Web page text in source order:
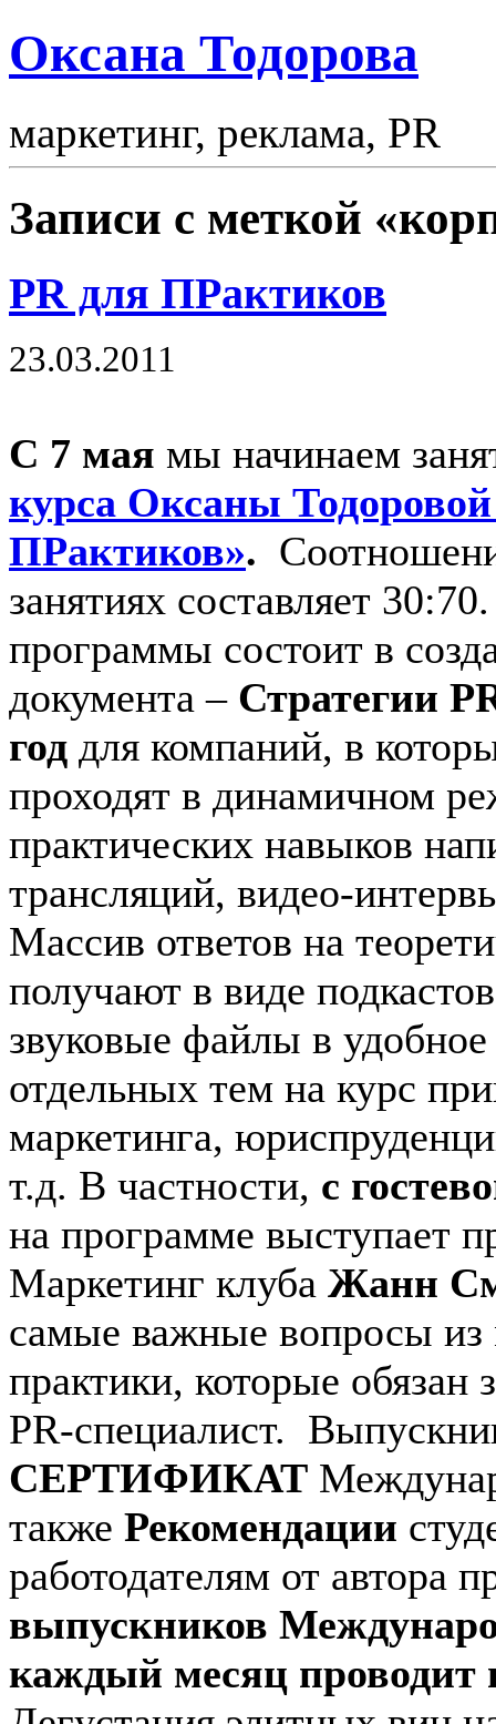
Оксана Тодорова
маркетинг, реклама, PR
Записи с меткой
PR для ПРактиков
23.03.2011
С 7 мая мы начинаем
курса Оксаны
ПРактиков».
занятиях составляет
программы состоит в
документа – Стратегии
год для компаний, в
проходят в динамичном
практических навыков
трансляций, видео-
Массив ответов на
получают в виде
звуковые файлы в
отдельных тем на курс
маркетинга,
т.д. В частности, с
на программе выступает
Маркетинг клуба Жанн
самые важные вопросы из
практики, которые
PR-специалист.
СЕРТИФИКАТ
также Рекомендации
работодателям от автора
выпускников
каждый месяц проводит